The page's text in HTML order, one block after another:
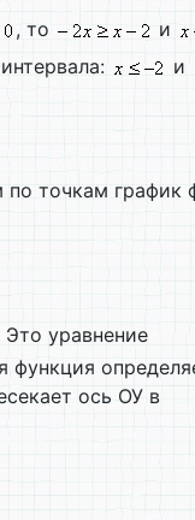
, то и
и
точкам график
Это уравнение
функция
ось ОУ в